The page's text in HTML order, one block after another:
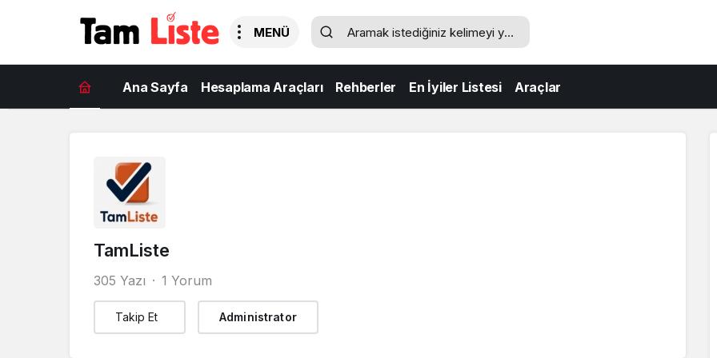
Ana Sayfa Hesaplama Araçları Rehberler En İyiler Listesi Araçlar
TamListe
305 Yazı 1 Yorum
Takip Et Administrator